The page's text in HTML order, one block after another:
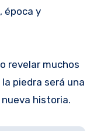
época y
revelar muchos
piedra será una
historia.